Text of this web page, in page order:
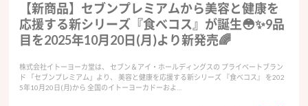
【新商品】セブンプレミアムから美容と健康を
応援する新シリーズ『食べコス』が誕生😳✨9品
目を2025年10月20日(月)より新発売🌈
株式会社イトーヨーカ堂は、 セブン＆アイ・ホールディングスの プライベートブラン
ド 「セブンプレミアム」より、 美容と健康を応援する新シリーズ 『食べコス』 を202
5年10月20日(月)から 全国のイトーヨーカドーおよ…